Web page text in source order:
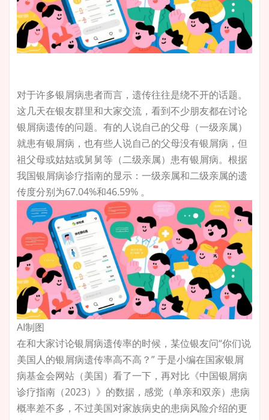
对于许多银屑病患者而言，遗传往往是绕不开的话题。
这几天在银友群里和大家交流，看到不少朋友都在讨论
银屑病遗传的问题。有的人说自己的父母（一级亲属）
就患有银屑病，也有些人说自己的父母没有银屑病，但
祖父母或姑姑或舅舅等（二级亲属）患有银屑病。根据
我国银屑病诊疗指南的显示：一级亲属和二级亲属的遗
传度分别为67.04%和46.59% 。
AI制图
在和大家讨论银屑病遗传率的时候，某位银友问“你们说
美国人的银屑病遗传率高不高？” 于是小编在国家银屑
病基金会网站（美国）看了一下，再对比《中国银屑病
诊疗指南（2023）》的数据，感觉（单亲和双亲）患病
概率差不多，不过美国对家族病史的患病风险介绍的更